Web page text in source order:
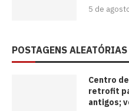
5 de
POSTAGENS ALEATÓRIAS
Centro
retrofit
antigos;